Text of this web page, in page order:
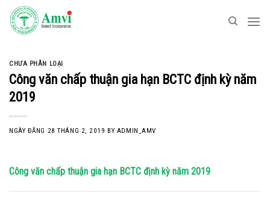
Skip
content
CHƯA PHÂN LOẠI
Công văn chấp thuận gia hạn BCTC định kỳ năm
2019
NGÀY ĐĂNG 28 THÁNG 2, 2019 BY ADMIN_AMV
Công văn chấp thuận gia hạn BCTC định kỳ năm 2019